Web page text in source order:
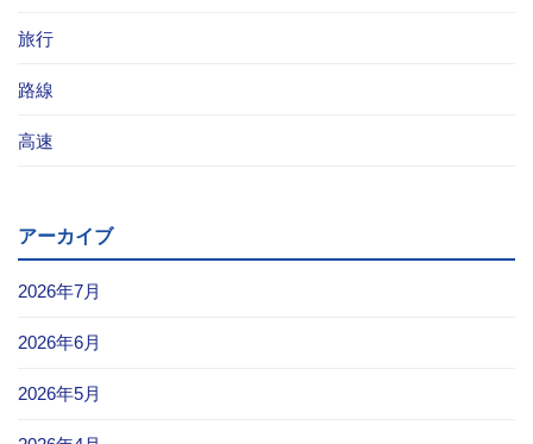
旅行
路線
高速
アーカイブ
2026年7月
2026年6月
2026年5月